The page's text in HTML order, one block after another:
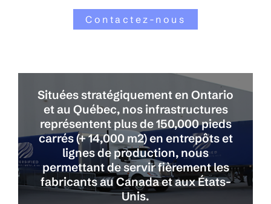
Contactez-nous
Situées stratégiquement en Ontario
et au Québec, nos infrastructures
représentent plus de 150,000 pieds
carrés (+ 14,000 m2) en entrepôts et
lignes de production, nous
permettant de servir fièrement les
fabricants au Canada et aux États-
Unis.